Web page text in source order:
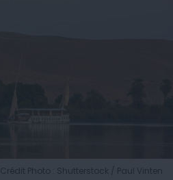
Crédit Photo : Shutterstock / Paul Vinten